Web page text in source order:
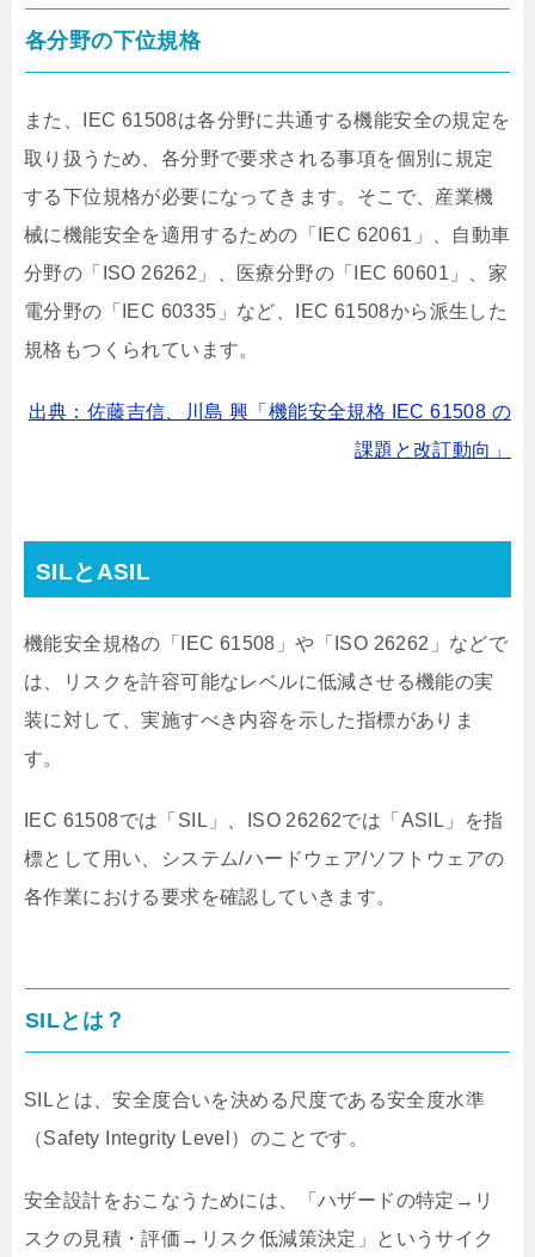
各分野の下位規格
また、IEC 61508は各分野に共通する機能安全の規定を
取り扱うため、各分野で要求される事項を個別に規定
する下位規格が必要になってきます。そこで、産業機
械に機能安全を適用するための「IEC 62061」、自動車
分野の「ISO 26262」、医療分野の「IEC 60601」、家
電分野の「IEC 60335」など、IEC 61508から派生した
規格もつくられています。
出典：佐藤吉信、川島 興「機能安全規格 IEC 61508 の
課題と改訂動向」
SILとASIL
機能安全規格の「IEC 61508」や「ISO 26262」などで
は、リスクを許容可能なレベルに低減させる機能の実
装に対して、実施すべき内容を示した指標がありま
す。
IEC 61508では「SIL」、ISO 26262では「ASIL」を指
標として用い、システム/ハードウェア/ソフトウェアの
各作業における要求を確認していきます。
SILとは？
SILとは、安全度合いを決める尺度である安全度水準
（Safety Integrity Level）のことです。
安全設計をおこなうためには、「ハザードの特定→リ
スクの見積・評価→リスク低減策決定」というサイク